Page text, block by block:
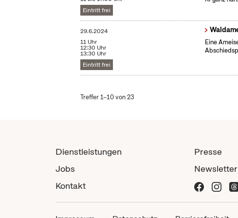
Eintritt frei
29.6.2024
11 Uhr
12:30 Uhr
13:30 Uhr
Eintritt frei
Eine
Treffer 1–10 von 23
Dienstleistungen
Jobs
Kontakt
Presse
Newsletter